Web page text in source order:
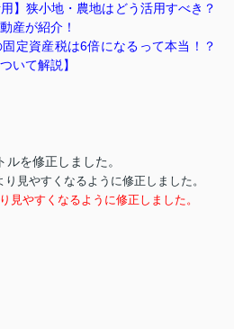
用】狭小地・農地はどう活用すべき？
産が紹介！
定資産税は6倍になるって本当！？
いて解説】
を修正しました。
見やすくなるように修正しました。
見やすくなるように修正しました。